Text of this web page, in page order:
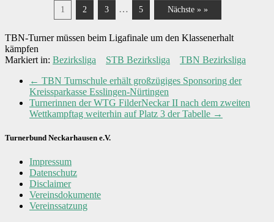
1 2 3 … 5 Nächste » »
TBN-Turner müssen beim Ligafinale um den Klassenerhalt
kämpfen
Markiert in: Bezirksliga STB Bezirksliga
TBN Bezirksliga
← TBN Turnschule erhält großzügiges Sponsoring der
Kreissparkasse Esslingen-Nürtingen
Turnerinnen der WTG FilderNeckar II nach dem zweiten
Wettkampftag weiterhin auf Platz 3 der Tabelle →
Turnerbund Neckarhausen e.V.
Impressum
Datenschutz
Disclaimer
Vereinsdokumente
Vereinssatzung